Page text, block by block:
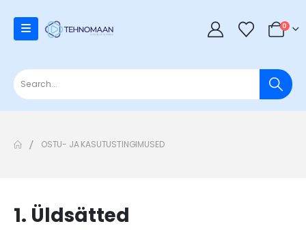
0
OSTU- JA KASUTUSTINGIMUSED
1. Üldsätted